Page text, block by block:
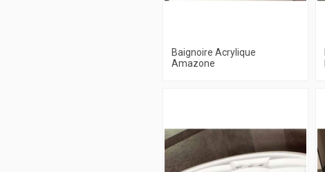
Baignoire Acrylique
Amazone